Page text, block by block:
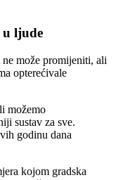
ljude
može promijeniti, ali
opterećivale
možemo
sustav za sve.
godinu dana
kojom gradska